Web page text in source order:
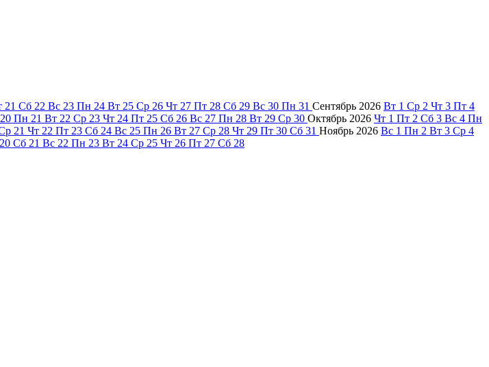
21 Сб 22 Вс 23 Пн 24 Вт 25 Ср 26 Чт 27 Пт 28 Сб 29 Вс 30 Пн 31 Сентябрь 2026 Вт 1 Ср 2 Чт 3 Пт 4
20 Пн 21 Вт 22 Ср 23 Чт 24 Пт 25 Сб 26 Вс 27 Пн 28 Вт 29 Ср 30 Октябрь 2026 Чт 1 Пт 2 Сб 3 Вс 4 Пн
21 Чт 22 Пт 23 Сб 24 Вс 25 Пн 26 Вт 27 Ср 28 Чт 29 Пт 30 Сб 31 Ноябрь 2026 Вс 1 Пн 2 Вт 3 Ср 4
20 Сб 21 Вс 22 Пн 23 Вт 24 Ср 25 Чт 26 Пт 27 Сб 28